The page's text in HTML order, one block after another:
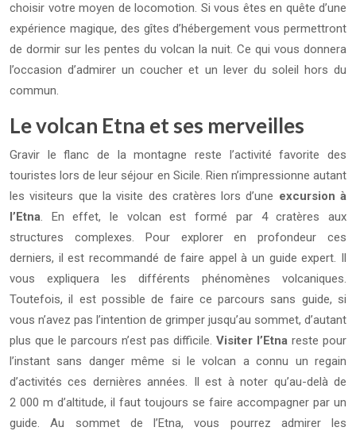
choisir votre moyen de locomotion. Si vous êtes en quête d’une
expérience magique, des gîtes d’hébergement vous permettront
de dormir sur les pentes du volcan la nuit. Ce qui vous donnera
l’occasion d’admirer un coucher et un lever du soleil hors du
commun.
Le volcan Etna et ses merveilles
Gravir le flanc de la montagne reste l’activité favorite des
touristes lors de leur séjour en Sicile. Rien n’impressionne autant
les visiteurs que la visite des cratères lors d’une excursion à
l’Etna. En effet, le volcan est formé par 4 cratères aux
structures complexes. Pour explorer en profondeur ces
derniers, il est recommandé de faire appel à un guide expert. Il
vous expliquera les différents phénomènes volcaniques.
Toutefois, il est possible de faire ce parcours sans guide, si
vous n’avez pas l’intention de grimper jusqu’au sommet, d’autant
plus que le parcours n’est pas difficile. Visiter l’Etna reste pour
l’instant sans danger même si le volcan a connu un regain
d’activités ces dernières années. Il est à noter qu’au-delà de
2 000 m d’altitude, il faut toujours se faire accompagner par un
guide. Au sommet de l’Etna, vous pourrez admirer les